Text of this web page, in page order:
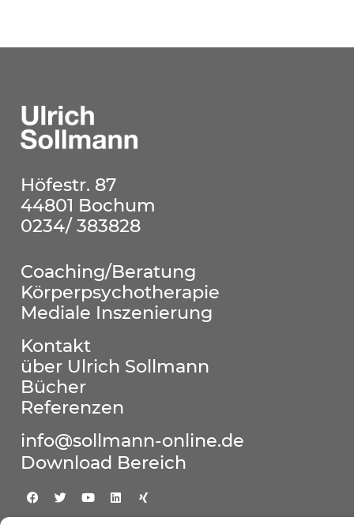
Höfestr. 87
44801 Bochum
0234/ 383828
Coaching/Beratung
Körperpsychotherapie
Mediale Inszenierung
Kontakt
über Ulrich Sollmann
Bücher
Referenzen
info@sollmann-online.de
Download Bereich